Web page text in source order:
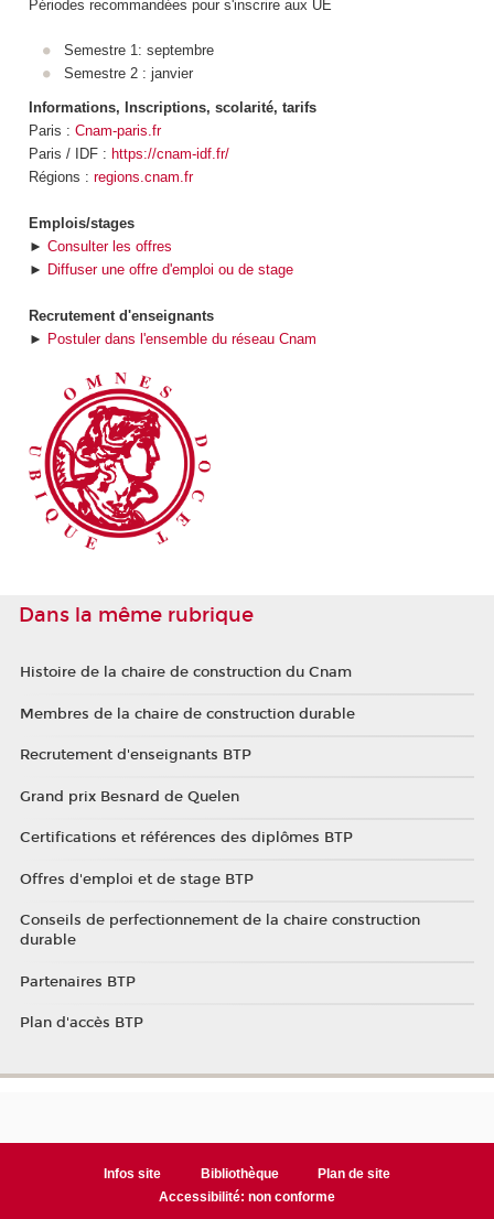
Périodes recommandées pour s'inscrire aux UE
Semestre 1: septembre
Semestre 2 : janvier
Informations, Inscriptions, scolarité, tarifs
Paris : Cnam-paris.fr
Paris / IDF : https://cnam-idf.fr/
Régions : regions.cnam.fr
Emplois/stages
► Consulter les offres
► Diffuser une offre d'emploi ou de stage
Recrutement d'enseignants
► Postuler dans l'ensemble du réseau Cnam
Dans la même rubrique
Histoire de la chaire de construction du Cnam
Membres de la chaire de construction durable
Recrutement d'enseignants BTP
Grand prix Besnard de Quelen
Certifications et références des diplômes BTP
Offres d'emploi et de stage BTP
Conseils de perfectionnement de la chaire construction
durable
Partenaires BTP
Plan d'accès BTP
Infos site Bibliothèque
Plan de site
Accessibilité: non conforme